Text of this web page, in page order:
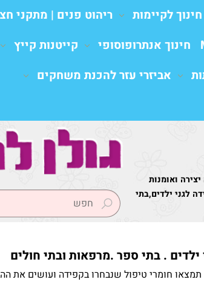
ואומנות
לגני ילדים,בתי
לקיימות
ריהוט פנים | מתקני
חינוך אנתרופוסופי
קייטנות קייץ
אביזרי עזר להכנת משחקים
ילדים . בתי ספר .מרפאות ובתי חולים
תמצאו חומרי טיפול שנבחרו בקפידה ועושים את